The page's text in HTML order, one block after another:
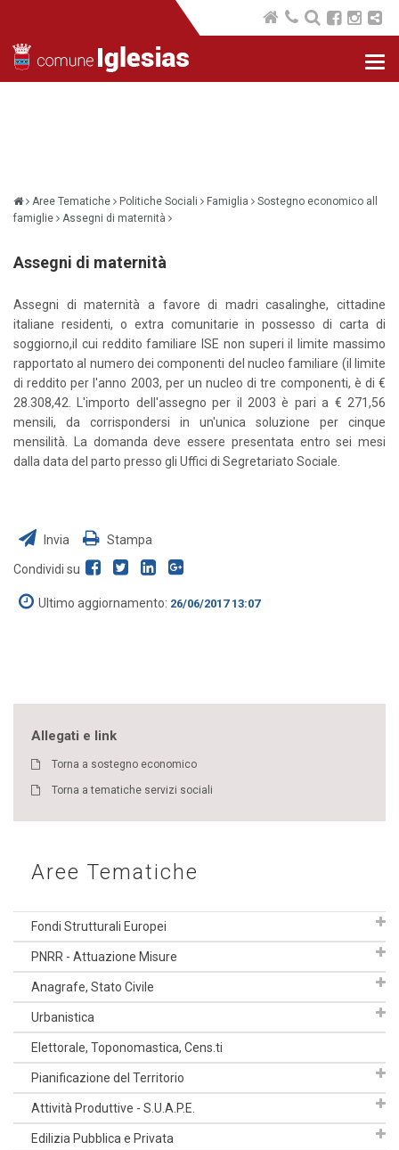
Aree Tematiche Politiche Sociali Famiglia
Sostegno economico all
famiglie
Assegni di maternità
Assegni di maternità
Assegni di maternità a favore di madri casalinghe, cittadine
italiane residenti, o extra comunitarie in possesso di carta di
soggiorno,il cui reddito familiare ISE non superi il limite massimo
rapportato al numero dei componenti del nucleo familiare (il limite
di reddito per l'anno 2003, per un nucleo di tre componenti, è di €
28.308,42. L'importo dell'assegno per il 2003 è pari a € 271,56
mensili, da corrispondersi in un'unica soluzione per cinque
mensilità. La domanda deve essere presentata entro sei mesi
dalla data del parto presso gli Uffici di Segretariato Sociale.
Invia Stampa
Condividi su
Ultimo aggiornamento: 26/06/2017 13:07
Allegati e link
Torna a sostegno economico
Torna a tematiche servizi sociali
Aree Tematiche
Fondi Strutturali Europei
PNRR - Attuazione Misure
Anagrafe, Stato Civile
Urbanistica
Elettorale, Toponomastica, Cens.ti
Pianificazione del Territorio
Attività Produttive - S.U.A.P.E.
Edilizia Pubblica e Privata